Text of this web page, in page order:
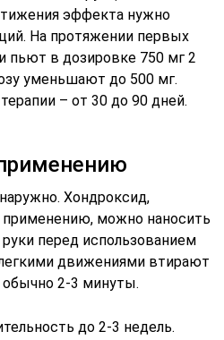
эффекта нужно
На протяжении первых
пьют в дозировке 750 мг 2
уменьшают до 500 мг.
– от 30 до 90 дней.
Хондроксид,
применению, можно наносить
перед использованием
движениями втирают
обычно 2-3 минуты.
до 2-3 недель.